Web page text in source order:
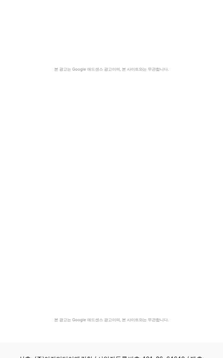
본 광고는 Google 애드센스 광고이며, 본 사이트와는 무관합니다.
본 광고는 Google 애드센스 광고이며, 본 사이트와는 무관합니다.